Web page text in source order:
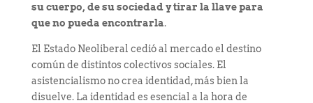
su cuerpo, de su sociedad y tirar la llave para
que no pueda encontrarla.
El Estado Neoliberal cedió al mercado el destino
común de distintos colectivos sociales. El
asistencialismo no crea identidad, más bien la
disuelve. La identidad es esencial a la hora de